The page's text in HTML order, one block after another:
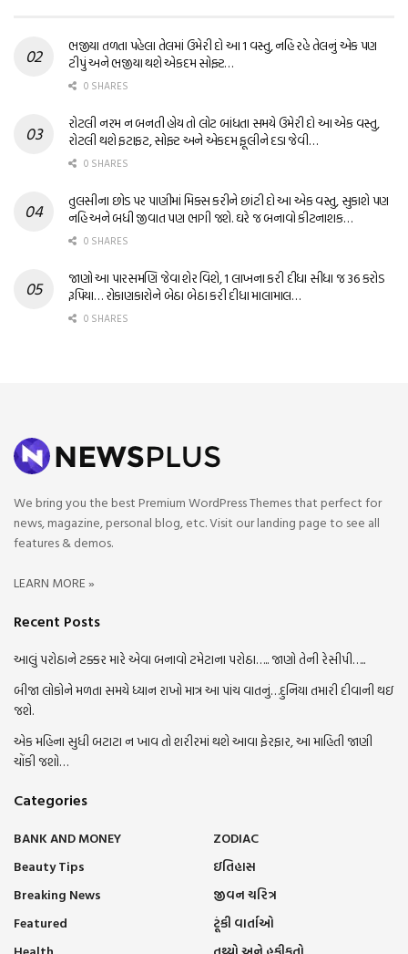
ભજીયા તળતા પહેલા તેલમાં ઉમેરી દો આ 1 વસ્તુ, નહિ રહે તેલનું એક પણ
ટીપું અને ભજીયા થશે એકદમ સોફ્ટ…
0 SHARES
રોટલી નરમ ન બનતી હોય તો લોટ બાંધતા સમયે ઉમેરી દો આ એક વસ્તુ,
રોટલી થશે ફટાફટ, સોફ્ટ અને એકદમ ફૂલીને દડા જેવી…
0 SHARES
તુલસીના છોડ પર પાણીમાં મિક્સ કરીને છાંટી દો આ એક વસ્તુ, સુકાશે પણ
નહિ અને બધી જીવાત પણ ભાગી જશે. ઘરે જ બનાવો કીટનાશક…
0 SHARES
જાણો આ પારસમણિ જેવા શેર વિશે, 1 લાખના કરી દીધા સીધા જ 36 કરોડ
રૂપિયા… રોકાણકારોને બેઠા બેઠા કરી દીધા માલામાલ…
0 SHARES
We bring you the best Premium WordPress Themes that perfect for
news, magazine, personal blog, etc. Visit our landing page to see all
features & demos.
LEARN MORE »
Recent Posts
આલું પરોઠાને ટક્કર મારે એવા બનાવો ટમેટાના પરોઠા….. જાણો તેની રેસીપી…..
બીજા લોકોને મળતા સમયે ધ્યાન રાખો માત્ર આ પાંચ વાતનું…દુનિયા તમારી દીવાની થઇ
જશે.
એક મહિના સુધી બટાટા ન ખાવ તો શરીરમાં થશે આવા ફેરફાર, આ માહિતી જાણી
ચોંકી જશો…
Categories
BANK AND MONEY
Beauty Tips
Breaking News
Featured
ZODIAC
ઇતિહાસ
જીવન ચરિત્ર
ટૂંકી વાર્તાઓ